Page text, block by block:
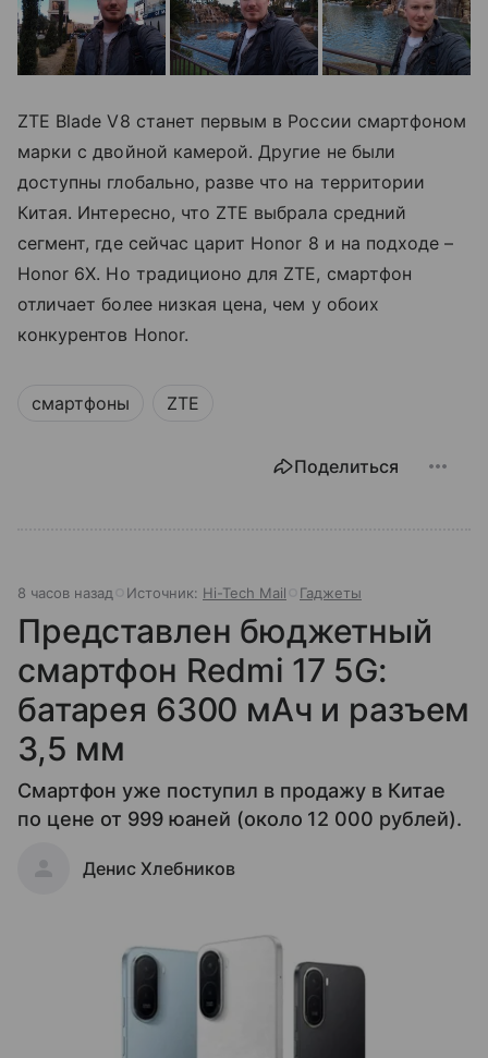
ZTE Blade V8 станет первым в России смартфоном
марки с двойной камерой. Другие не были
доступны глобально, разве что на территории
Китая. Интересно, что ZTE выбрала средний
сегмент, где сейчас царит Honor 8 и на подходе –
Honor 6X. Но традиционо для ZTE, смартфон
отличает более низкая цена, чем у обоих
конкурентов Honor.
смартфоны ZTE
Поделиться
8 часов назад Источник: Hi-Tech Mail Гаджеты
Представлен бюджетный
смартфон Redmi 17 5G:
батарея 6300 мАч и разъем
3,5 мм
Смартфон уже поступил в продажу в Китае
по цене от 999 юаней (около 12 000 рублей).
Денис Хлебников